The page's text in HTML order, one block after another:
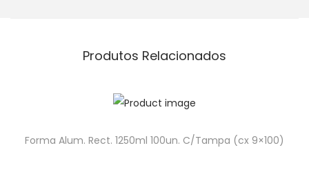
Produtos Relacionados
Forma Alum. Rect. 1250ml 100un. C/Tampa (cx 9×100)